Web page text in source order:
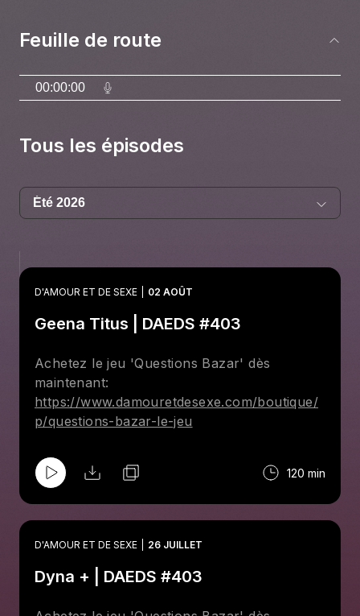
Feuille de route
00:00:00
Tous les épisodes
D'AMOUR ET DE SEXE 02 AOÛT
Geena Titus | DAEDS #403
Achetez le jeu 'Questions Bazar' dès
maintenant:
https://www.damouretdesexe.com/boutique/
p/questions-bazar-le-jeu
120 min
D'AMOUR ET DE SEXE 26 JUILLET
Dyna + | DAEDS #403